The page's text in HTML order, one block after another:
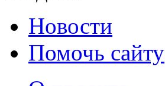
Новости
Помочь сайту